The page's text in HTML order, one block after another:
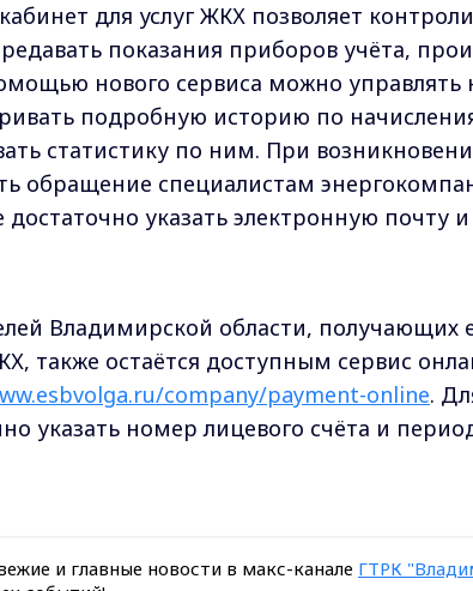
для услуг ЖКХ позволяет
показания приборов учёта,
нового сервиса можно
подробную историю по
статистику по ним. При
обращение специалистам
достаточно указать электронную почту
Владимирской области,
также остаётся доступным сервис
company/payment-online.
указать номер лицевого счёта и
и главные новости в макс-канале ГТРК